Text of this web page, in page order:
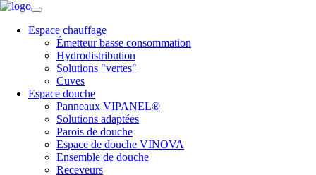
Espace chauffage
Émetteur basse consommation
Hydrodistribution
Solutions "vertes"
Cuves
Espace douche
Panneaux VIPANEL®
Solutions adaptées
Parois de douche
Espace de douche VINOVA
Ensemble de douche
Receveurs